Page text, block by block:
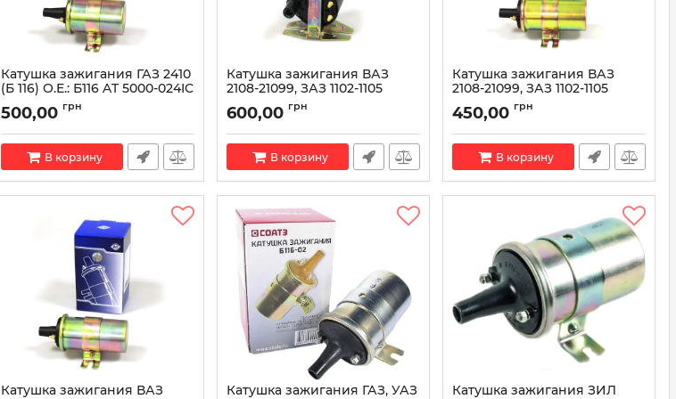
Катушка зажигания ГАЗ 2410
(Б 116) O.E.: Б116 AT 5000-024IC
Артикул: AT 5000-024IC
500,00 грн
В корзину
Катушка зажигания ВАЗ
2108-21099, ЗАЗ 1102-1105
(3122.3705) (СУХАЯ) O.E.:
3122.3705 AT 5000-102IC
Артикул: AT 5000-102IC
600,00 грн
В корзину
Катушка зажигания ВАЗ
2108-21099, ЗАЗ 1102-1105
(027.3705) O.E.: 2108-3705010
AT 5000-008IC
Артикул: AT 5000-008IC
450,00 грн
В корзину
Катушка зажигания ВАЗ
Катушка зажигания ГАЗ, УАЗ
Катушка зажигания ЗИЛ